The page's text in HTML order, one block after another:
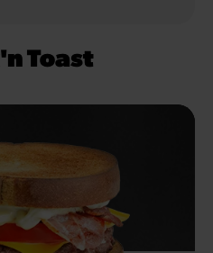
Toast